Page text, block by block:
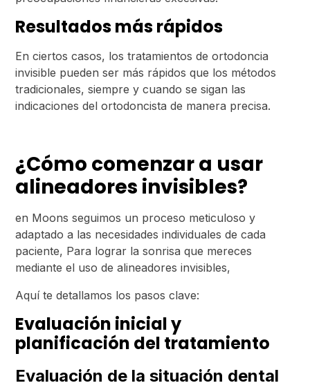
Resultados más rápidos
En ciertos casos, los tratamientos de ortodoncia
invisible pueden ser más rápidos que los métodos
tradicionales, siempre y cuando se sigan las
indicaciones del ortodoncista de manera precisa.
¿Cómo comenzar a usar
alineadores invisibles?
en Moons seguimos un proceso meticuloso y
adaptado a las necesidades individuales de cada
paciente, Para lograr la sonrisa que mereces
mediante el uso de alineadores invisibles,
Aquí te detallamos los pasos clave:
Evaluación inicial y
planificación del tratamiento
Evaluación de la situación dental